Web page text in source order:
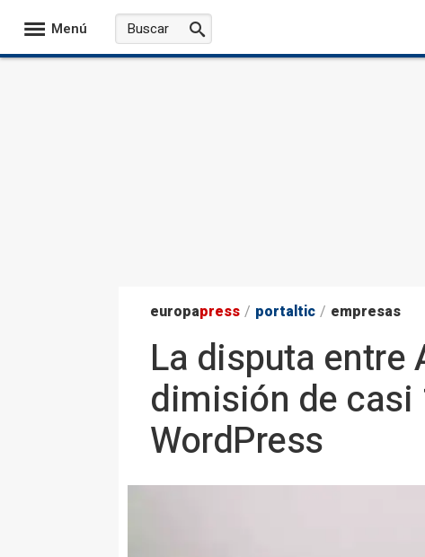
Menú
europapress / portaltic / empresas
La disputa entre
dimisión de casi
WordPress